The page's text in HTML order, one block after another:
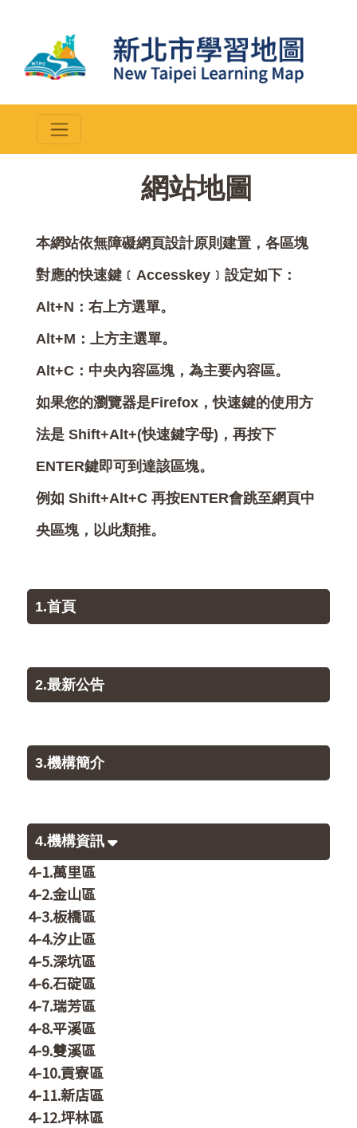
網站地圖
本網站依無障礙網頁設計原則建置，各區塊
對應的快速鍵﹝Accesskey﹞設定如下：
Alt+N：右上方選單。
Alt+M：上方主選單。
Alt+C：中央內容區塊，為主要內容區。
如果您的瀏覽器是Firefox，快速鍵的使用方
法是 Shift+Alt+(快速鍵字母)，再按下
ENTER鍵即可到達該區塊。
例如 Shift+Alt+C 再按ENTER會跳至網頁中
央區塊，以此類推。
1.首頁
2.最新公告
3.機構簡介
4.機構資訊
4-1.萬里區
4-2.金山區
4-3.板橋區
4-4.汐止區
4-5.深坑區
4-6.石碇區
4-7.瑞芳區
4-8.平溪區
4-9.雙溪區
4-10.貢寮區
4-11.新店區
4-12.坪林區